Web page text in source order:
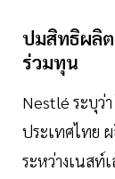
ปมสิทธิผลิ
ร่วมทุน
Nestlé ระบุว่
ประเทศไทย
ระหว่างเนสท์